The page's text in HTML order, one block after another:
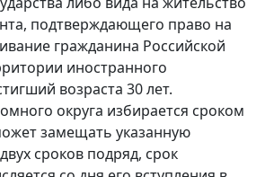
подтверждающего право на
гражданина Российской
иностранного
возраста 30 лет.
округа избирается сроком
замещать указанную
сроков подряд, срок